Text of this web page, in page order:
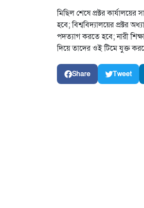
মিছিল শেষে প্রক্টর
হবে; বিশ্ববিদ্যালয়ের প্রক্টর
পদত্যাগ করতে হবে; নারী
দিয়ে তাদের ওই টিমে যুক্ত
Share Tweet